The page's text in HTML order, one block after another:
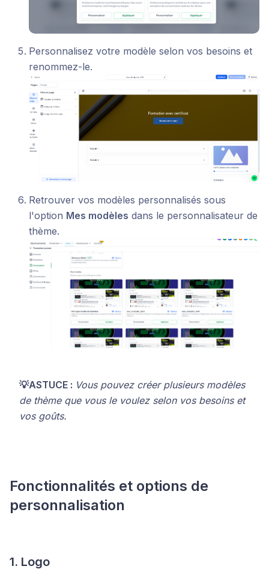
Personnalisez votre modèle selon vos besoins et
renommez-le.
Retrouver vos modèles personnalisés sous
l'option Mes modèles dans le personnalisateur de
thème.
💡ASTUCE : Vous pouvez créer plusieurs modèles
de thème que vous le voulez selon vos besoins et
vos goûts.
Fonctionnalités et options de
personnalisation
1. Logo